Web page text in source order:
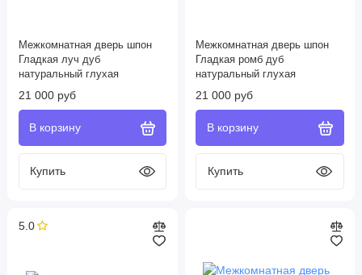
Межкомнатная дверь шпон
Гладкая луч дуб
натуральный глухая
21 000 руб
Межкомнатная дверь шпон
Гладкая ромб дуб
натуральный глухая
21 000 руб
5.0